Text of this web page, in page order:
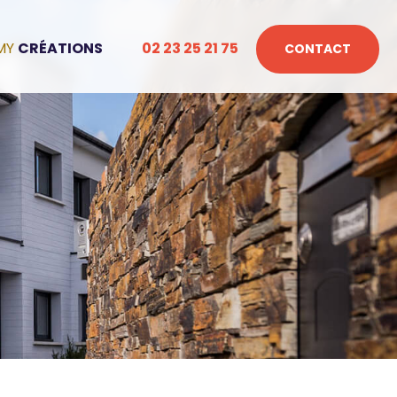
CRÉATIONS 02 23 25 21 75 CONTACT